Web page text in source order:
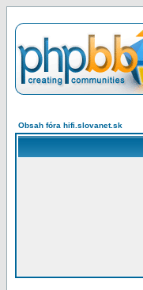
Obsah fóra hifi.slovanet.sk